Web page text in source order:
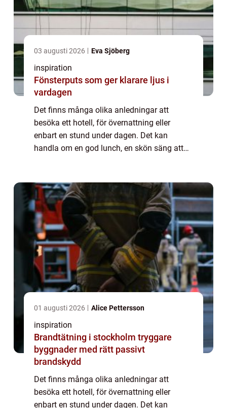
03 augusti 2026 Eva Sjöberg
inspiration
Fönsterputs som ger klarare ljus i
vardagen
Det finns många olika anledningar att
besöka ett hotell, för övernattning eller
enbart en stund under dagen. Det kan
handla om en god lunch, en skön säng att
d...
01 augusti 2026 Alice Pettersson
inspiration
Brandtätning i stockholm tryggare
byggnader med rätt passivt
brandskydd
Det finns många olika anledningar att
besöka ett hotell, för övernattning eller
enbart en stund under dagen. Det kan